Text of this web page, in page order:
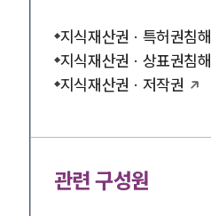
지식재산권 · 특허권침해
지식재산권 · 상표권침해
지식재산권 · 저작권
관련 구성원